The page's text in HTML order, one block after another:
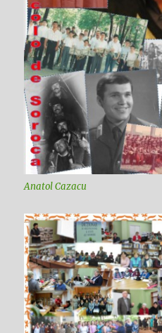
Anatol Cazacu